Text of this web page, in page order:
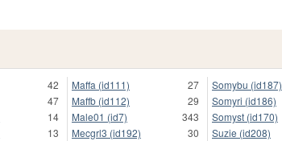
42
47
14
13
Maffa (id111)
27
Maffb (id112)
29
Male01 (id7)
343
Mecgrl3 (id192)
30
Somybu (id187)
Somyri (id186)
Somyst (id170)
Suzie (id208)